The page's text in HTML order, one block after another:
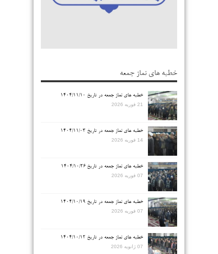
خطبه های نماز جمعه
خطبه های نماز جمعه در تاریخ ۱۴۰۴/۱۱/۱۰
21 فوریه 2026
خطبه های نماز جمعه در تاریخ ۱۴۰۴/۱۱/۰۳
14 فوریه 2026
خطبه های نماز جمعه در تاریخ ۱۴۰۴/۱۰/۲۶
07 فوریه 2026
خطبه های نماز جمعه در تاریخ ۱۴۰۴/۱۰/۱۹
07 فوریه 2026
خطبه های نماز جمعه در تاریخ ۱۴۰۴/۱۰/۱۲
07 ژانویه 2026